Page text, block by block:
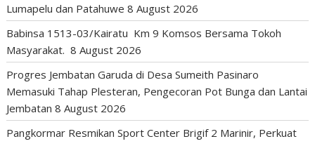
Lumapelu dan Patahuwe 8 August 2026
Babinsa 1513-03/Kairatu Km 9 Komsos Bersama Tokoh
Masyarakat. 8 August 2026
Progres Jembatan Garuda di Desa Sumeith Pasinaro
Memasuki Tahap Plesteran, Pengecoran Pot Bunga dan Lantai
Jembatan 8 August 2026
Pangkormar Resmikan Sport Center Brigif 2 Marinir, Perkuat